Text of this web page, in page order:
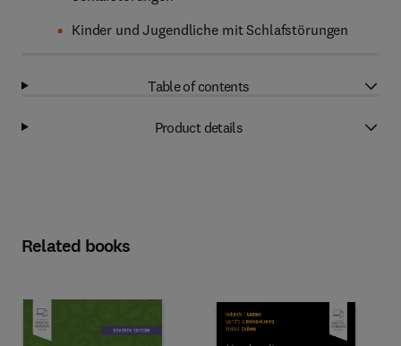
Kinder und Jugendliche mit Schlafstörungen
Table of contents
Product details
Related books